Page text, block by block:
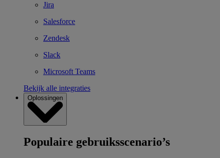
Jira
Salesforce
Zendesk
Slack
Microsoft Teams
Bekijk alle integraties
Oplossingen
Populaire gebruiksscenario’s